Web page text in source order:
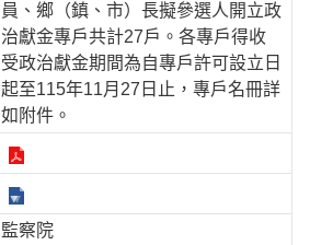
員、鄉（鎮、市）長擬參選人開立政
治獻金專戶共計27戶。各專戶得收
受政治獻金期間為自專戶許可設立日
起至115年11月27日止，專戶名冊詳
如附件。
監察院